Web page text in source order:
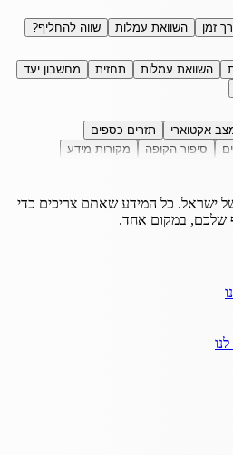
זמן השוואת עמלות
שווה להחליף?
השוואת עמלות תחזית
מחשבון יעד
אקטוארי
תזרים כספים
סיפור הקופה מקורות מידע
ישראל. כל המידע שאתם צריכים כדי
שלכם, במקום אחד.